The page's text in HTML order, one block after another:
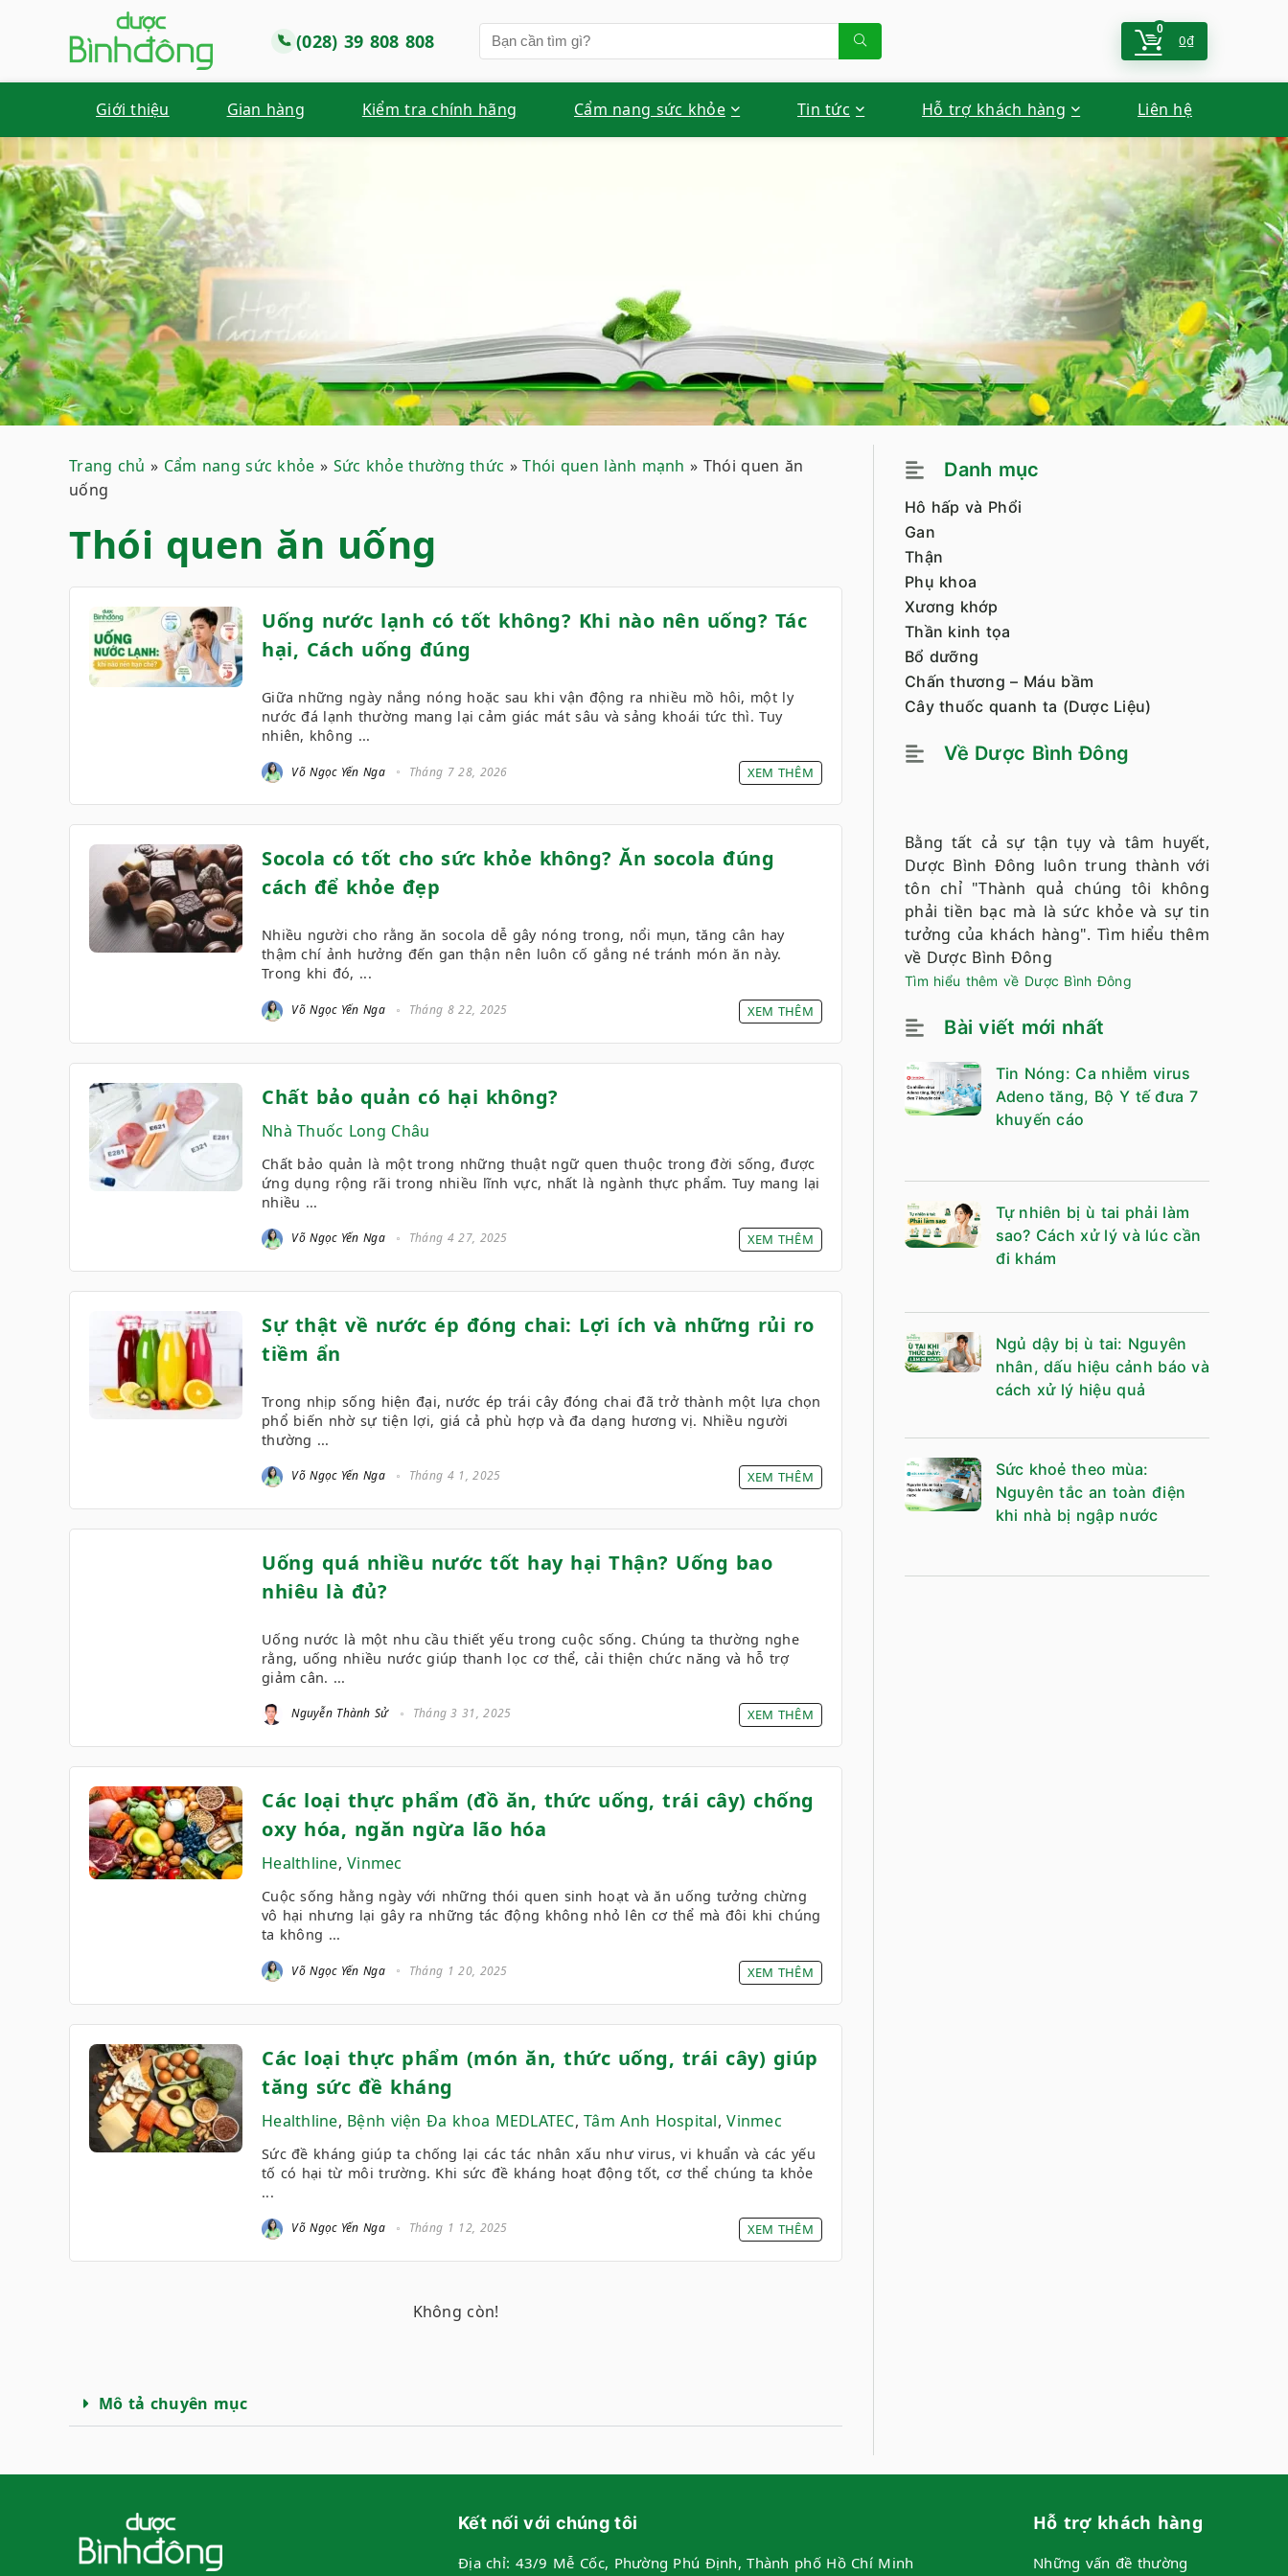
(028) 39 808 808
0
0₫
Giới thiệu Gian hàng Kiểm tra chính hãng Cẩm nang sức khỏe Tin tức Hỗ trợ khách hàng Liên hệ
Trang chủ » Cẩm nang sức khỏe » Sức khỏe thường thức »Thói quen lành mạnh » Thói quen ăn
uống
Thói quen ăn uống
Uống nước lạnh có tốt không? Khi nào nên uống? Tác
hại, Cách uống đúng
Giữa những ngày nắng nóng hoặc sau khi vận động ra nhiều mồ hôi, một ly
nước đá lạnh thường mang lại cảm giác mát sâu và sảng khoái tức thì. Tuy
nhiên, không ...
Võ Ngọc Yến Nga Tháng 7 28, 2026 XEM THÊM
Socola có tốt cho sức khỏe không? Ăn socola đúng
cách để khỏe đẹp
Nhiều người cho rằng ăn socola dễ gây nóng trong, nổi mụn, tăng cân hay
thậm chí ảnh hưởng đến gan thận nên luôn cố gắng né tránh món ăn này.
Trong khi đó, ...
Võ Ngọc Yến Nga Tháng 8 22, 2025 XEM THÊM
Chất bảo quản có hại không?
Nhà Thuốc Long Châu
Chất bảo quản là một trong những thuật ngữ quen thuộc trong đời sống, được
ứng dụng rộng rãi trong nhiều lĩnh vực, nhất là ngành thực phẩm. Tuy mang lại
nhiều ...
Võ Ngọc Yến Nga Tháng 4 27, 2025 XEM THÊM
Sự thật về nước ép đóng chai: Lợi ích và những rủi ro
tiềm ẩn
Trong nhịp sống hiện đại, nước ép trái cây đóng chai đã trở thành một lựa chọn
phổ biến nhờ sự tiện lợi, giá cả phù hợp và đa dạng hương vị. Nhiều người
thường ...
Võ Ngọc Yến Nga Tháng 4 1, 2025 XEM THÊM
Uống quá nhiều nước tốt hay hại Thận? Uống bao
nhiêu là đủ?
Uống nước là một nhu cầu thiết yếu trong cuộc sống. Chúng ta thường nghe
rằng, uống nhiều nước giúp thanh lọc cơ thể, cải thiện chức năng và hỗ trợ
giảm cân. ...
Nguyễn Thành Sử Tháng 3 31, 2025 XEM THÊM
Các loại thực phẩm (đồ ăn, thức uống, trái cây) chống
oxy hóa, ngăn ngừa lão hóa
Healthline,Vinmec
Cuộc sống hằng ngày với những thói quen sinh hoạt và ăn uống tưởng chừng
vô hại nhưng lại gây ra những tác động không nhỏ lên cơ thể mà đôi khi chúng
ta không ...
Võ Ngọc Yến Nga Tháng 1 20, 2025 XEM THÊM
Các loại thực phẩm (món ăn, thức uống, trái cây) giúp
tăng sức đề kháng
Healthline, Bệnh viện Đa khoa MEDLATEC,Tâm Anh Hospital,Vinmec
Sức đề kháng giúp ta chống lại các tác nhân xấu như virus, vi khuẩn và các yếu
tố có hại từ môi trường. Khi sức đề kháng hoạt động tốt, cơ thể chúng ta khỏe
...
Võ Ngọc Yến Nga Tháng 1 12, 2025 XEM THÊM
Không còn!
Mô tả chuyên mục
Danh mục
Hô hấp và Phổi
Gan
Thận
Phụ khoa
Xương khớp
Thần kinh tọa
Bổ dưỡng
Chấn thương – Máu bầm
Cây thuốc quanh ta (Dược Liệu)
Về Dược Bình Đông
Bằng tất cả sự tận tụy và tâm huyết,
Dược Bình Đông luôn trung thành với
tôn chỉ "Thành quả chúng tôi không
phải tiền bạc mà là sức khỏe và sự tin
tưởng của khách hàng".Tìm hiểu thêm
về Dược Bình Đông
Tìm hiểu thêm về Dược Bình Đông
Bài viết mới nhất
Tin Nóng: Ca nhiễm virus
Adeno tăng, Bộ Y tế đưa 7
khuyến cáo
Tự nhiên bị ù tai phải làm
sao? Cách xử lý và lúc cần
đi khám
Ngủ dậy bị ù tai: Nguyên
nhân, dấu hiệu cảnh báo và
cách xử lý hiệu quả
Sức khoẻ theo mùa:
Nguyên tắc an toàn điện
khi nhà bị ngập nước
Kết nối với chúng tôi
Địa chỉ: 43/9 Mễ Cốc, Phường Phú Định, Thành phố Hồ Chí Minh
Hỗ trợ khách hàng
Những vấn đề thường